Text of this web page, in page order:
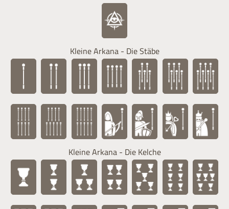
Kleine Arkana - Die Stäbe
Kleine Arkana - Die Kelche